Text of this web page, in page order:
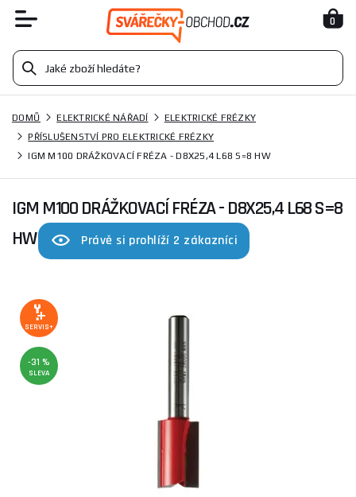
0
DOMŮ ELEKTRICKÉ NÁŘADÍ
ELEKTRICKÉ FRÉZKY
PŘÍSLUŠENSTVÍ PRO ELEKTRICKÉ FRÉZKY
IGM M100 DRÁŽKOVACÍ FRÉZA - D8X25,4 L68 S=8 HW
IGM M100 DRÁŽKOVACÍ FRÉZA - D8X25,4 L68 S=8
HW
Právě si prohlíží 2 zákazníci
SERVIS+
-31 %
SLEVA